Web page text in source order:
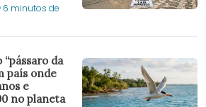
6 minutos de
da
país onde
e
no planeta